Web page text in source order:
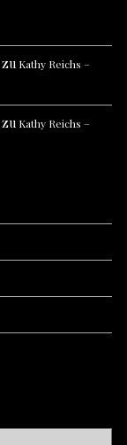
zu Kathy Reichs –
zu Kathy Reichs –